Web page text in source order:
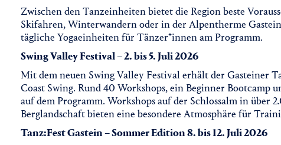
Zwischen den Tanzeinheiten bietet die Region beste
Skifahren, Winterwandern oder in der Alpentherme
tägliche Yogaeinheiten für Tänzer*innen am Programm.
Swing Valley Festival – 2. bis 5. Juli 2026
Mit dem neuen Swing Valley Festival erhält der Gasteiner
Coast Swing. Rund 40 Workshops, ein Beginner Bootcamp
auf dem Programm. Workshops auf der Schlossalm in über
Berglandschaft bieten eine besondere Atmosphäre für
Tanz:Fest Gastein – Sommer Edition 8. bis 12. Juli 2026